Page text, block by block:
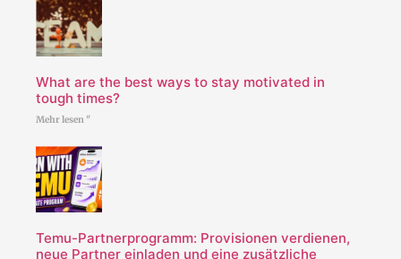
What are the best ways to stay motivated in
tough times?
Mehr lesen "
Temu-Partnerprogramm: Provisionen verdienen,
neue Partner einladen und eine zusätzliche